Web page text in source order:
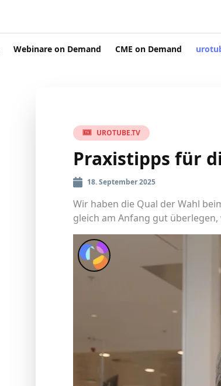
Webinare on Demand CME on Demand
UROTUBE.TV
Praxistipps für
18. September 2025
Wir haben die Qual der Wahl
gleich am Anfang gut